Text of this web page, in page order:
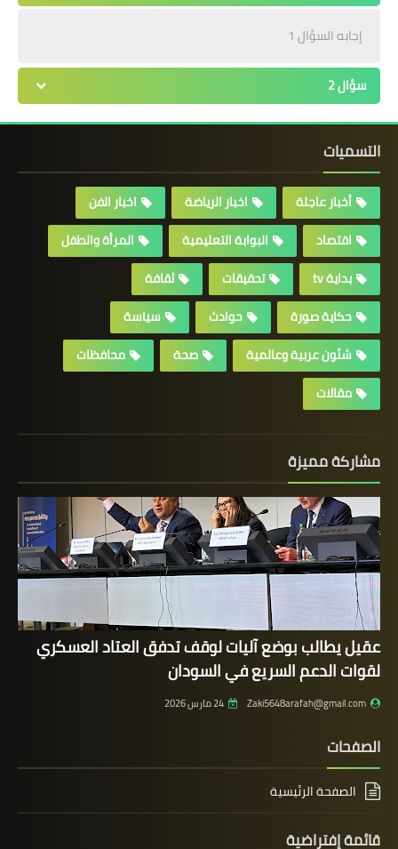
إجابه السؤال 1
سؤال 2
التسميات
أخبار عاجلة اخبار الرياضة
اخبار الفن
اقتصاد
البوابة التعليمية
المرأة والطفل
بداية tv
تحقيقات
ثقافة
حكاية صورة
حوادث
سياسة
شئون عربية وعالمية
صحة
محافظات
مقالات
مشاركة مميزة
عقيل يطالب بوضع آليات لوقف تدفق العتاد العسكري
لقوات الدعم السريع في السودان
Zaki5648arafah@gmail.com 24 مارس 2026
الصفحات
الصفحة الرئيسية
قائمة إفتراضية